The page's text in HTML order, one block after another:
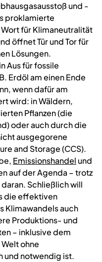
und -
proklamierte
für Klimaneutralität
öffnet Tür und Tor für
Lösungen.
Aus für fossile
Erdöl am einen Ende
wenn dafür am
wird: in Wäldern,
Pflanzen (die
oder auch durch die
ausgegorene
and Storage (CCS).
Emissionshandel und
auf der Agenda – trotz
Schließlich will
die effektiven
Klimawandels auch
Produktions- und
– inklusive dem
ohne
und notwendig ist.